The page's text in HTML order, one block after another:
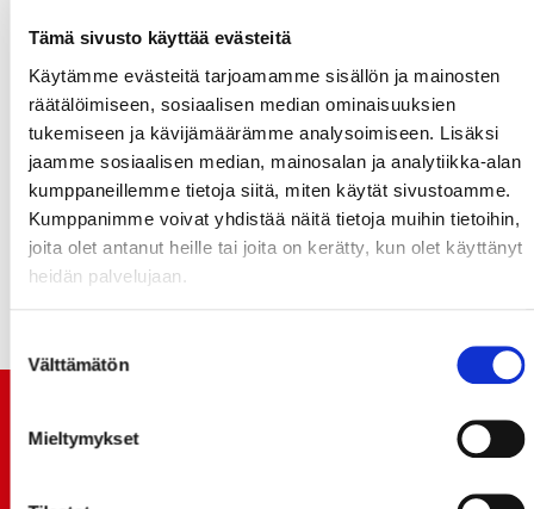
Tämä sivusto käyttää evästeitä
Käytämme evästeitä tarjoamamme sisällön ja mainosten
räätälöimiseen, sosiaalisen median ominaisuuksien
tukemiseen ja kävijämäärämme analysoimiseen. Lisäksi
jaamme sosiaalisen median, mainosalan ja analytiikka-alan
kumppaneillemme tietoja siitä, miten käytät sivustoamme.
Kumppanimme voivat yhdistää näitä tietoja muihin tietoihin,
joita olet antanut heille tai joita on kerätty, kun olet käyttänyt
heidän palvelujaan.
valinta
Välttämätön
Mieltymykset
pelaajia säännöllisesti pelaajien, valmennuksen, ja
urheilutoimen näkemyksen mukaan. Emme välttämättä
tiedota kesärinkiin liittyvistä tai siitä poistuvista
pelaajista erikseen. Mikäli pelaaja ja Sport tekevät
liigakauden kattavan - tai vähintään osittain sen
kattavan – sopimuksen, siitä tiedotetaan erikseen.